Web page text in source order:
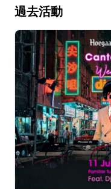
南韓的電音女王 •
來西亞DJ • DJ
配合璀璨視覺效果，
霓虹打卡 + 線上
80年代」點綴整
巨型扭蛋機影到三
懷舊冰室美食主題
型霓虹燈裝置 晚上限定打卡位亮燈後，水上樂園
將搖身一變為狂「
題，更打造全新80s線
IDOL 激浪之夜 8
之夜帶來多位超
面會、駐場DJ及
過去活動